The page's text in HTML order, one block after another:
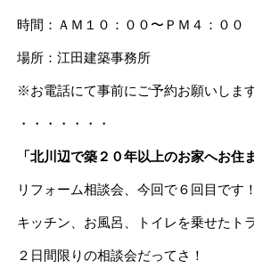
時間：ＡＭ１０：００〜ＰＭ４：００
場所：江田建築事務所
※お電話にて事前にご予約お願いします
・・・・・・・
「北川辺で築２０年以上のお家へお住
リフォーム相談会、今回で６回目です！
キッチン、お風呂、トイレを乗せたト
２日間限りの相談会だってさ！